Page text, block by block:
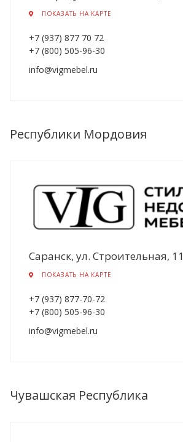
ПОКАЗАТЬ НА КАРТЕ
+7 (937) 877 70 72
+7 (800) 505-96-30
info@vigmebel.ru
Республики Мордовия
Саранск, ул. Строительная, 11
ПОКАЗАТЬ НА КАРТЕ
+7 (937) 877-70-72
+7 (800) 505-96-30
info@vigmebel.ru
Чувашская Республика